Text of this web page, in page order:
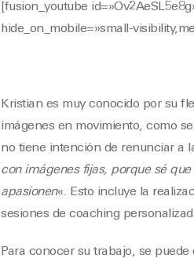
[fusion_youtube
hide_on_mobile=»small-
Kristian es muy conocido por su
imágenes en movimiento, como
no tiene intención de renunciar a
con imágenes fijas, porque sé
apasionen«. Esto incluye la
sesiones de coaching
Para conocer su trabajo, se